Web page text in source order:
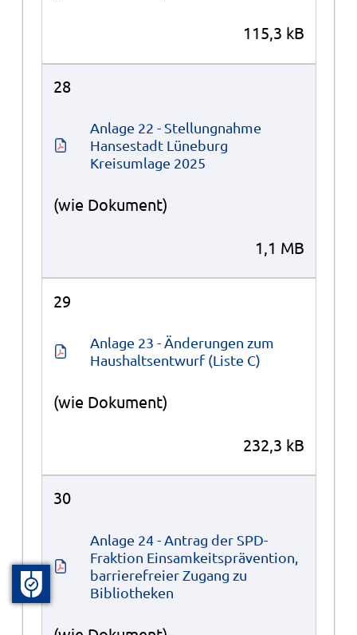
115,3 kB
28
Anlage 22 - Stellungnahme
Hansestadt Lüneburg
Kreisumlage 2025
(wie Dokument)
1,1 MB
29
Anlage 23 - Änderungen zum
Haushaltsentwurf (Liste C)
(wie Dokument)
232,3 kB
30
Anlage 24 - Antrag der SPD-
Fraktion Einsamkeitsprävention,
barrierefreier Zugang zu
Bibliotheken